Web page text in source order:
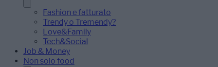
Fashion e fatturato
Trendy o Tremendy?
Love&Family
Tech&Social
Job & Money
Non solo food